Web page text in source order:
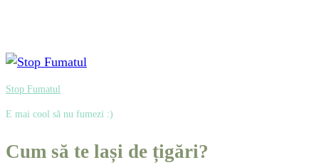
Stop Fumatul
E mai cool să nu fumezi :)
Cum să te lași de țigări?